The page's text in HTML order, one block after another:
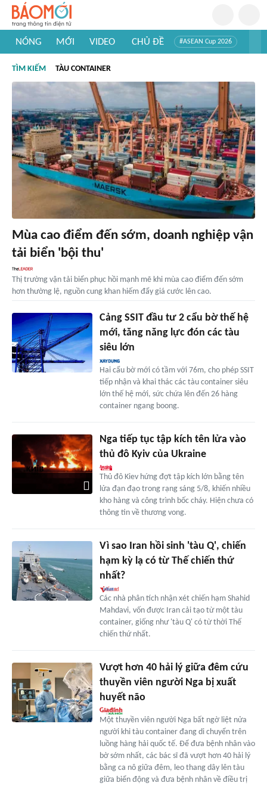
NÓNG MỚI VIDEO CHỦ ĐỀ #ASEAN Cup 2026
#Khám phá thế giới
TÌM KIẾM TÀU CONTAINER
Mùa cao điểm đến sớm, doanh nghiệp vận
tải biển 'bội thu'
Thị trường vận tải biển phục hồi mạnh mẽ khi mùa cao điểm đến sớm
hơn thường lệ, nguồn cung khan hiếm đẩy giá cước lên cao.
Cảng SSIT đầu tư 2 cẩu bờ thế hệ
mới, tăng năng lực đón các tàu
siêu lớn
Hai cẩu bờ mới có tầm với 76m, cho phép SSIT
tiếp nhận và khai thác các tàu container siêu
lớn thế hệ mới, sức chứa lên đến 26 hàng
container ngang boong.
Nga tiếp tục tập kích tên lửa vào
thủ đô Kyiv của Ukraine
Thủ đô Kiev hứng đợt tập kích lớn bằng tên
lửa đạn đạo trong rạng sáng 5/8, khiến nhiều
kho hàng và công trình bốc cháy. Hiện chưa có
thông tin về thương vong.
Vì sao Iran hồi sinh 'tàu Q', chiến
hạm kỳ lạ có từ Thế chiến thứ
nhất?
Các nhà phân tích nhận xét chiến hạm Shahid
Mahdavi, vốn được Iran cải tạo từ một tàu
container, giống như 'tàu Q' có từ thời Thế
chiến thứ nhất.
Vượt hơn 40 hải lý giữa đêm cứu
thuyền viên người Nga bị xuất
huyết não
Một thuyền viên người Nga bất ngờ liệt nửa
người khi tàu container đang di chuyển trên
luồng hàng hải quốc tế. Để đưa bệnh nhân vào
bờ sớm nhất, các bác sĩ đã vượt hơn 40 hải lý
bằng ca nô giữa đêm, leo thang dây lên tàu
giữa biển động và đưa bệnh nhân về điều trị